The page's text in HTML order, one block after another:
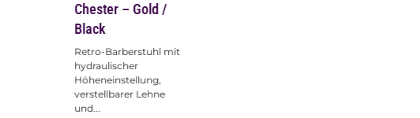
Chester – Gold /
Black
Retro-Barberstuhl mit
hydraulischer
Höheneinstellung,
verstellbarer Lehne
und...